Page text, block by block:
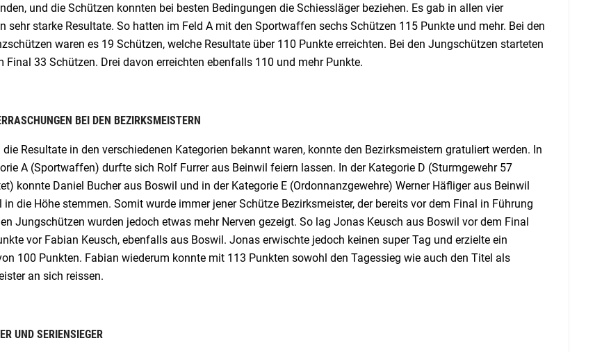
und die Schützen konnten bei besten Bedingungen die Schiessläger beziehen. Es gab in allen vier
sehr starke Resultate. So hatten im Feld A mit den Sportwaffen sechs Schützen 115 Punkte und mehr. Bei den
waren es 19 Schützen, welche Resultate über 110 Punkte erreichten. Bei den Jungschützen starteten
Final 33 Schützen. Drei davon erreichten ebenfalls 110 und mehr Punkte.
BEI DEN BEZIRKSMEISTERN
die Resultate in den verschiedenen Kategorien bekannt waren, konnte den Bezirksmeistern gratuliert werden. In
A (Sportwaffen) durfte sich Rolf Furrer aus Beinwil feiern lassen. In der Kategorie D (Sturmgewehr 57
konnte Daniel Bucher aus Boswil und in der Kategorie E (Ordonnanzgewehre) Werner Häfliger aus Beinwil
in die Höhe stemmen. Somit wurde immer jener Schütze Bezirksmeister, der bereits vor dem Final in Führung
Jungschützen wurden jedoch etwas mehr Nerven gezeigt. So lag Jonas Keusch aus Boswil vor dem Final
vor Fabian Keusch, ebenfalls aus Boswil. Jonas erwischte jedoch keinen super Tag und erzielte ein
100 Punkten. Fabian wiederum konnte mit 113 Punkten sowohl den Tagessieg wie auch den Titel als
an sich reissen.
UND SERIENSIEGER